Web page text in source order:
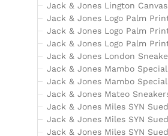
Jack & Jones Lington
Jack & Jones Logo Palm
Jack & Jones Logo Palm
Jack & Jones Logo Palm
Jack & Jones London
Jack & Jones Mambo
Jack & Jones Mambo
Jack & Jones Mateo
Jack & Jones Miles SYN
Jack & Jones Miles SYN
Jack & Jones Miles SYN